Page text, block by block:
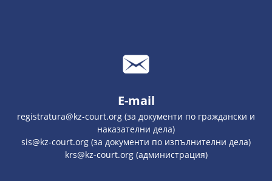
E-mail
registratura@kz-court.org (за документи по граждански и
наказателни дела)
sis@kz-court.org (за документи по изпълнителни дела)
krs@kz-court.org (администрация)